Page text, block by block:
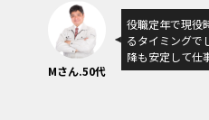
Mさん.50代
役職定年で現役
るタイミングで
降も安定して仕